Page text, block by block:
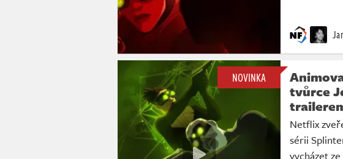
NOVINKA
tvůrce
Netflix
sérii
vycházet